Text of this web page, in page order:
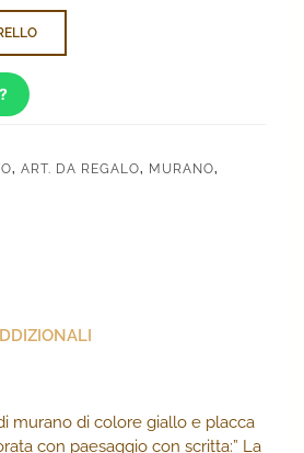
, ART. DA REGALO, MURANO,
murano di colore giallo e placca
con paesaggio con scritta:” La